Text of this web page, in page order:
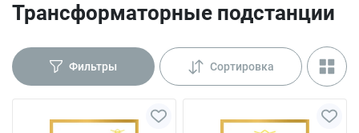
Трансформаторные подстанции
Фильтры Сортировка